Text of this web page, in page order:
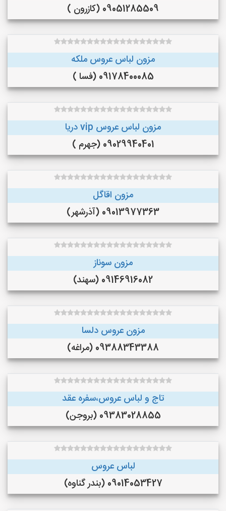
09051285509 (کازرون )
مزون لباس عروس ملکه
09178400085 (فسا )
مزون لباس عروس vip دریا
09029940401 (جهرم )
مزون اقاگل
09013977363 (آذرشهر)
مزون سوناز
09146916082 (سهند)
مزون عروس دلسا
09388343388 (مراغه)
تاج و لباس عروس،سفره عقد
09383028855 (بروجن)
لباس عروس
09014053427 (بندر گناوه)